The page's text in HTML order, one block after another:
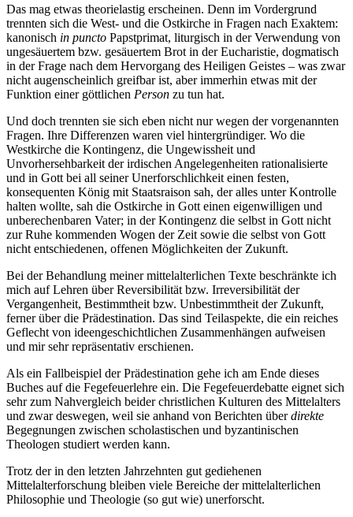
Das mag etwas theorielastig erscheinen. Denn im Vordergrund
trennten sich die West- und die Ostkirche in Fragen nach Exaktem:
kanonisch in puncto Papstprimat, liturgisch in der Verwendung von
ungesäuertem bzw. gesäuertem Brot in der Eucharistie, dogmatisch
in der Frage nach dem Hervorgang des Heiligen Geistes – was zwar
nicht augenscheinlich greifbar ist, aber immerhin etwas mit der
Funktion einer göttlichen Person zu tun hat.
Und doch trennten sie sich eben nicht nur wegen der vorgenannten
Fragen. Ihre Differenzen waren viel hintergründiger. Wo die
Westkirche die Kontingenz, die Ungewissheit und
Unvorhersehbarkeit der irdischen Angelegenheiten rationalisierte
und in Gott bei all seiner Unerforschlichkeit einen festen,
konsequenten König mit Staatsraison sah, der alles unter Kontrolle
halten wollte, sah die Ostkirche in Gott einen eigenwilligen und
unberechenbaren Vater; in der Kontingenz die selbst in Gott nicht
zur Ruhe kommenden Wogen der Zeit sowie die selbst von Gott
nicht entschiedenen, offenen Möglichkeiten der Zukunft.
Bei der Behandlung meiner mittelalterlichen Texte beschränkte ich
mich auf Lehren über Reversibilität bzw. Irreversibilität der
Vergangenheit, Bestimmtheit bzw. Unbestimmtheit der Zukunft,
ferner über die Prädestination. Das sind Teilaspekte, die ein reiches
Geflecht von ideengeschichtlichen Zusammenhängen aufweisen
und mir sehr repräsentativ erschienen.
Als ein Fallbeispiel der Prädestination gehe ich am Ende dieses
Buches auf die Fegefeuerlehre ein. Die Fegefeuerdebatte eignet sich
sehr zum Nahvergleich beider christlichen Kulturen des Mittelalters
und zwar deswegen, weil sie anhand von Berichten überdirekte
Begegnungen zwischen scholastischen und byzantinischen
Theologen studiert werden kann.
Trotz der in den letzten Jahrzehnten gut gediehenen
Mittelalterforschung bleiben viele Bereiche der mittelalterlichen
Philosophie und Theologie (so gut wie) unerforscht.